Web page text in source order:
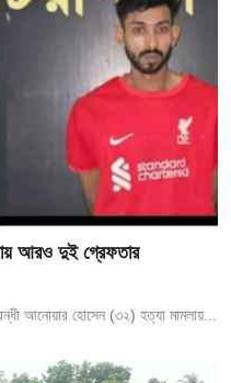
আরও দুই গ্রেফতার
আনোয়ার হোসেন (৩২) হত্যা মামলায়...